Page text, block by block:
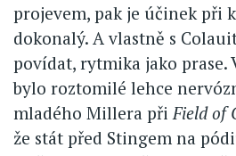
projevem, pak je účinek při
dokonalý. A vlastně s
povídat, rytmika jako prase.
bylo roztomilé lehce
mladého Millera při Field of
že stát před Stingem na